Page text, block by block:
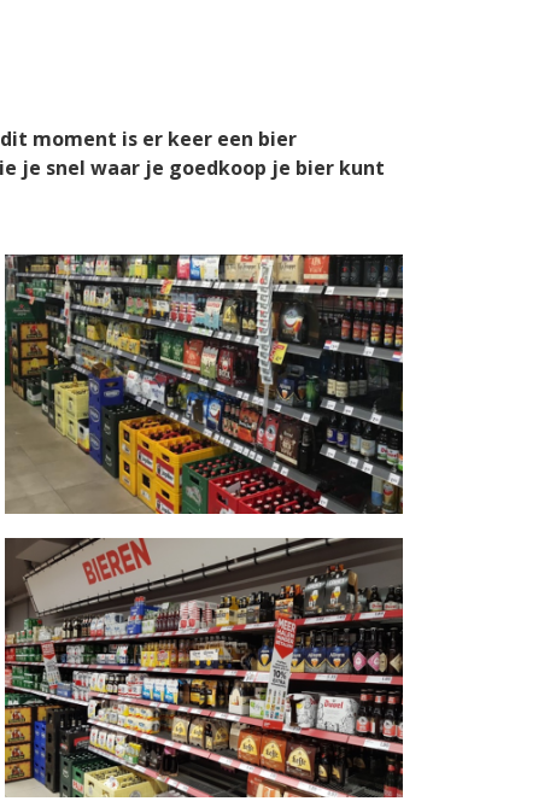
moment is er keer een bier
je snel waar je goedkoop je bier kunt